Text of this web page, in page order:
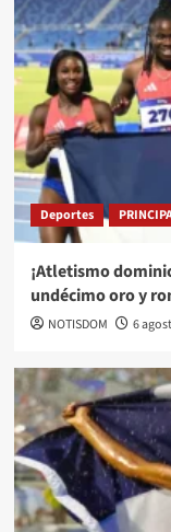
Deportes
¡Atletismo
undécimo oro y
NOTISDOM 6